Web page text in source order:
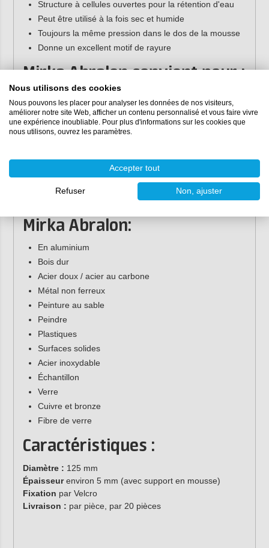
Structure à cellules ouvertes pour la rétention d'eau
Peut être utilisé à la fois sec et humide
Toujours la même pression dans le dos de la mousse
Donne un excellent motif de rayure
Mirka Abralon convient pour :
Construction & Décoration
Transformation du bois
Métal de processus
Matériaux appropriés pour
Mirka Abralon:
En aluminium
Bois dur
Acier doux / acier au carbone
Métal non ferreux
Peinture au sable
Peindre
Plastiques
Surfaces solides
Acier inoxydable
Échantillon
Verre
Cuivre et bronze
Fibre de verre
Caractéristiques :
Diamètre : 125 mm
Épaisseurenviron 5 mm (avec support en mousse)
Fixation par Velcro
Livraison : par pièce, par 20 pièces
Nous utilisons des cookies
Nous pouvons les placer pour analyser les données de nos visiteurs,
améliorer notre site Web, afficher un contenu personnalisé et vous faire vivre
une expérience inoubliable. Pour plus d'informations sur les cookies que
nous utilisons, ouvrez les paramètres.
Accepter tout
Refuser Non, ajuster